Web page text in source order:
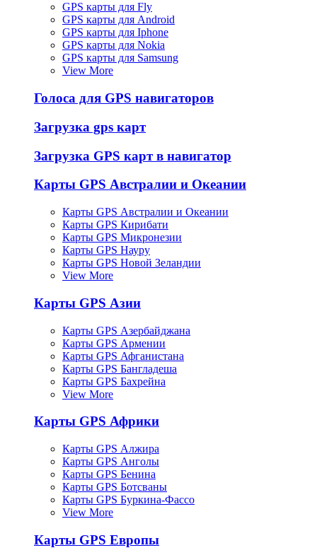
GPS карты для Fly
GPS карты для Android
GPS карты для Iphone
GPS карты для Nokia
GPS карты для Samsung
View More
Голоса для GPS навигаторов
Загрузка gps карт
Загрузка GPS карт в навигатор
Карты GPS Австралии и Океании
Карты GPS Австралии и Океании
Карты GPS Кирибати
Карты GPS Микронезии
Карты GPS Науру
Карты GPS Новой Зеландии
View More
Карты GPS Азии
Карты GPS Азербайджана
Карты GPS Армении
Карты GPS Афганистана
Карты GPS Бангладеша
Карты GPS Бахрейна
View More
Карты GPS Африки
Карты GPS Алжира
Карты GPS Анголы
Карты GPS Бенина
Карты GPS Ботсваны
Карты GPS Буркина-Фассо
View More
Карты GPS Европы